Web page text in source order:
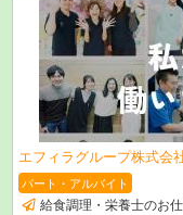
エフィラグループ株式会
パート・アルバイト
給食調理・栄養士のお